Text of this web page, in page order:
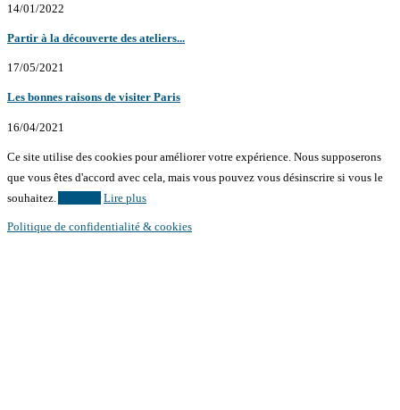
14/01/2022
Partir à la découverte des ateliers...
17/05/2021
Les bonnes raisons de visiter Paris
16/04/2021
Ce site utilise des cookies pour améliorer votre expérience. Nous supposerons
que vous êtes d'accord avec cela, mais vous pouvez vous désinscrire si vous le
souhaitez.
Lire plus
Politique de confidentialité & cookies